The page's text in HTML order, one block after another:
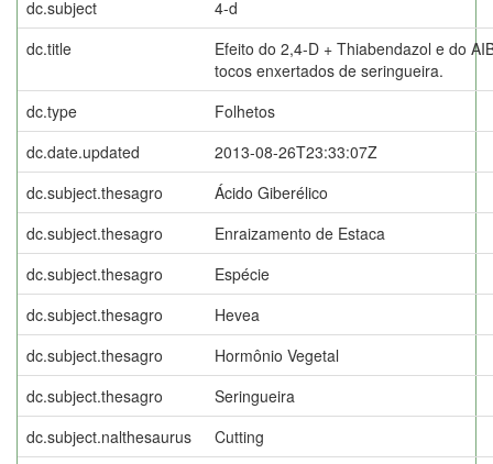
dc.subject
4-d
dc.title
Efeito do 2,4-D + Thiabendazol e do
tocos enxertados de seringueira.
dc.type
Folhetos
dc.date.updated
2013-08-26T23:33:07Z
dc.subject.thesagro
Ácido Giberélico
dc.subject.thesagro
Enraizamento de Estaca
dc.subject.thesagro
Espécie
dc.subject.thesagro
Hevea
dc.subject.thesagro
Hormônio Vegetal
dc.subject.thesagro
Seringueira
dc.subject.nalthesaurus
Cutting